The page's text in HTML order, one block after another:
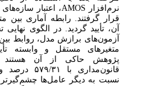
نرم‌افزار AMOS، اعتبار سازههای
قرار گرفتند. رابطه آماری بین
آن، تأیید گردید. در الگوی نهایی
آزمون‌های برازش مدل،‌ روابط بین
متغیرهای مستقل و وابسته
پژوهش حاکی از آن هستند
قانون
مداری با ۵۷۹/
نسبت به دیگر عامل‌ها چشم‌گیرتر